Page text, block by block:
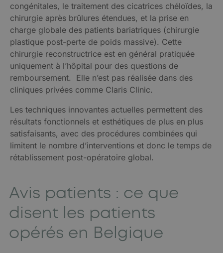
congénitales, le traitement des cicatrices chéloïdes, la
chirurgie après brûlures étendues, et la prise en
charge globale des patients bariatriques (chirurgie
plastique post-perte de poids massive). Cette
chirurgie reconstructrice est en général pratiquée
uniquement à l’hôpital pour des questions de
remboursement. Elle n’est pas réalisée dans des
cliniques privées comme Claris Clinic.
Les techniques innovantes actuelles permettent des
résultats fonctionnels et esthétiques de plus en plus
satisfaisants, avec des procédures combinées qui
limitent le nombre d’interventions et donc le temps de
rétablissement post-opératoire global.
Avis patients : ce que
disent les patients
opérés en Belgique